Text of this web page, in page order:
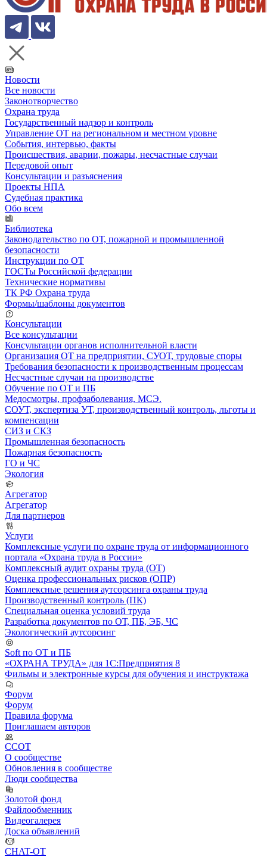
Новости
Все новости
Законотворчество
Охрана труда
Государственный надзор и контроль
Управление ОТ на региональном и местном уровне
События, интервью, факты
Происшествия, аварии, пожары, несчастные случаи
Передовой опыт
Консультации и разъяснения
Проекты НПА
Судебная практика
Обо всем
Библиотека
Законодательство по ОТ, пожарной и промышленной
безопасности
Инструкции по ОТ
ГОСТы Российской федерации
Технические нормативы
ТК РФ Охрана труда
Формы/шаблоны документов
Консультации
Все консультации
Консультации органов исполнительной власти
Организация ОТ на предприятии, СУОТ, трудовые споры
Требования безопасности к производственным процессам
Несчастные случаи на производстве
Обучение по ОТ и ПБ
Медосмотры, профзаболевания, МСЭ.
СОУТ, экспертиза УТ, производственный контроль, льготы и
компенсации
СИЗ и СКЗ
Промышленная безопасность
Пожарная безопасность
ГО и ЧС
Экология
Агрегатор
Агрегатор
Для партнеров
Услуги
Комплексные услуги по охране труда от информационного
портала «Охрана труда в России»
Комплексный аудит охраны труда (ОТ)
Оценка профессиональных рисков (ОПР)
Комплексные решения аутсорсинга охраны труда
Производственный контроль (ПК)
Специальная оценка условий труда
Разработка документов по ОТ, ПБ, ЭБ, ЧС
Экологический аутсорсинг
Soft по ОТ и ПБ
«ОХРАНА ТРУДА» для 1С:Предприятия 8
Фильмы и электронные курсы для обучения и инструктажа
Форум
Форум
Правила форума
Приглашаем авторов
ССОТ
О сообществе
Обновления в сообществе
Люди сообщества
Золотой фонд
Файлообменник
Видеогалерея
Доска объявлений
CHAT-OT